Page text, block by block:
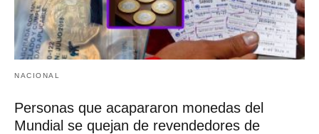
NACIONAL
Personas que acapararon monedas del
Mundial se quejan de revendedores de